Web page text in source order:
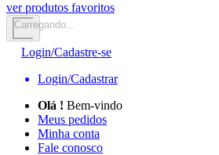
ver produtos favoritos
Carregando...
Login/Cadastre-se
Login/Cadastrar
Olá ! Bem-vindo
Meus pedidos
Minha conta
Fale conosco